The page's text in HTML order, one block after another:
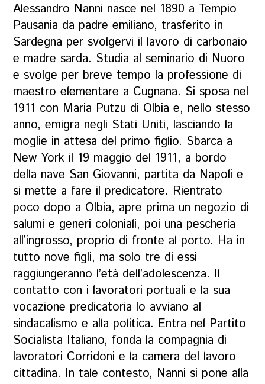
Alessandro Nanni nasce nel 1890 a Tempio
Pausania da padre emiliano, trasferito in
Sardegna per svolgervi il lavoro di carbonaio
e madre sarda. Studia al seminario di Nuoro
e svolge per breve tempo la professione di
maestro elementare a Cugnana. Si sposa nel
1911 con Maria Putzu di Olbia e, nello stesso
anno, emigra negli Stati Uniti, lasciando la
moglie in attesa del primo figlio. Sbarca a
New York il 19 maggio del 1911, a bordo
della nave San Giovanni, partita da Napoli e
si mette a fare il predicatore. Rientrato
poco dopo a Olbia, apre prima un negozio di
salumi e generi coloniali, poi una pescheria
all’ingrosso, proprio di fronte al porto. Ha in
tutto nove figli, ma solo tre di essi
raggiungeranno l’età dell’adolescenza. Il
contatto con i lavoratori portuali e la sua
vocazione predicatoria lo avviano al
sindacalismo e alla politica. Entra nel Partito
Socialista Italiano, fonda la compagnia di
lavoratori Corridoni e la camera del lavoro
cittadina. In tale contesto, Nanni si pone alla